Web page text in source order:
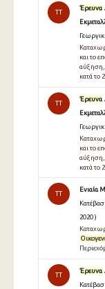
TT
Έρευνα
και το
κατά το
TT
Έρευνα
και το
κατά το
TT
Ενιαία
2020 )
TT
Έρευνα